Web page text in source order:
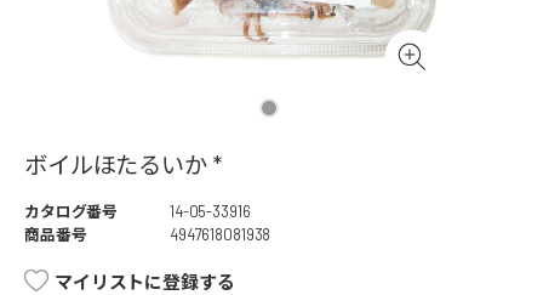
ボイルほたるいか *
カタログ番号
14-05-33916
商品番号
4947618081938
マイリストに登録する